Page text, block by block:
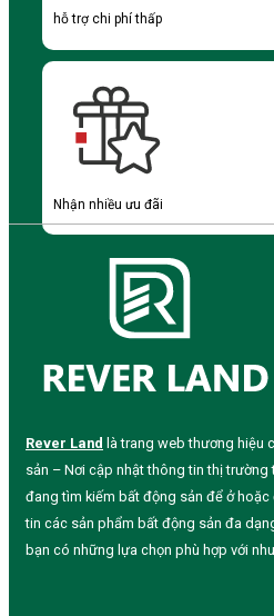
hỗ trợ chi phí thấp
Nhận nhiều ưu đãi
Rever Land là trang web thương hiệu
sản – Nơi cập nhật thông tin thị
đang tìm kiếm bất động sản để ở hoặc
tin các sản phẩm bất động sản đa
bạn có những lựa chọn phù hợp với